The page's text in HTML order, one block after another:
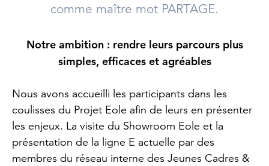
comme maître mot PARTAGE.
Notre ambition : rendre leurs parcours plus
simples, efficaces et agréables
Nous avons accueilli les participants dans les
coulisses du Projet Eole afin de leurs en présenter
les enjeux. La visite du Showroom Eole et la
présentation de la ligne E actuelle par des
membres du réseau interne des Jeunes Cadres &